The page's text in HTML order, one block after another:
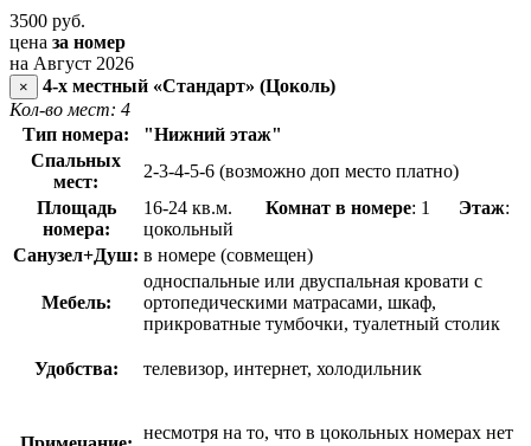
3500 руб.
цена за номер
на Август 2026
×
4-х местный «Стандарт» (Цоколь)
Кол-во мест: 4
Тип номера:
"Нижний этаж"
Спальных
мест:
2-3-4-5-6 (возможно доп место платно)
Площадь
номера:
16-24 кв.м. Комнат в номере: 1 Этаж:
цокольный
Санузел+Душ: в номере (совмещен)
Мебель:
односпальные или двуспальная кровати с
ортопедическими матрасами, шкаф,
прикроватные тумбочки, туалетный столик
Удобства: телевизор, интернет, холодильник
несмотря на то, что в цокольных номерах нет